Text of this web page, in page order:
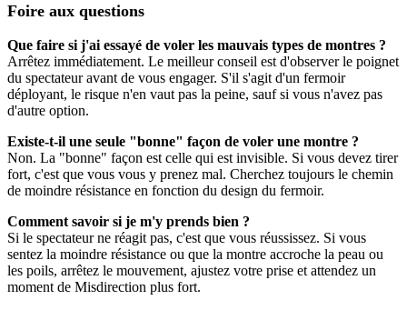
Foire aux questions
Que faire si j'ai essayé de voler les mauvais types de montres ?
Arrêtez immédiatement. Le meilleur conseil est d'observer le poignet
du spectateur avant de vous engager. S'il s'agit d'un fermoir
déployant, le risque n'en vaut pas la peine, sauf si vous n'avez pas
d'autre option.
Existe-t-il une seule "bonne" façon de voler une montre ?
Non. La "bonne" façon est celle qui est invisible. Si vous devez tirer
fort, c'est que vous vous y prenez mal. Cherchez toujours le chemin
de moindre résistance en fonction du design du fermoir.
Comment savoir si je m'y prends bien ?
Si le spectateur ne réagit pas, c'est que vous réussissez. Si vous
sentez la moindre résistance ou que la montre accroche la peau ou
les poils, arrêtez le mouvement, ajustez votre prise et attendez un
moment de Misdirection plus fort.